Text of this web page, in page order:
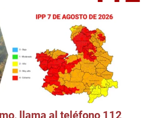
llama al teléfono 112